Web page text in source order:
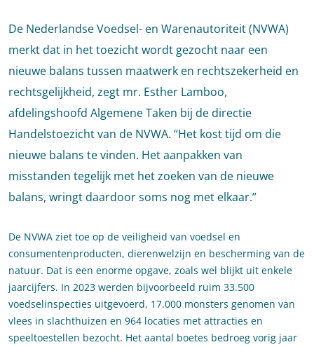
De Nederlandse Voedsel- en Warenautoriteit (NVWA)
merkt dat in het toezicht wordt gezocht naar een
nieuwe balans tussen maatwerk en rechtszekerheid en
rechtsgelijkheid, zegt mr. Esther Lamboo,
afdelingshoofd Algemene Taken bij de directie
Handelstoezicht van de NVWA. “Het kost tijd om die
nieuwe balans te vinden. Het aanpakken van
misstanden tegelijk met het zoeken van de nieuwe
balans, wringt daardoor soms nog met elkaar.”
De NVWA ziet toe op de veiligheid van voedsel en
consumentenproducten, dierenwelzijn en bescherming van de
natuur. Dat is een enorme opgave, zoals wel blijkt uit enkele
jaarcijfers. In 2023 werden bijvoorbeeld ruim 33.500
voedselinspecties uitgevoerd, 17.000 monsters genomen van
vlees in slachthuizen en 964 locaties met attracties en
speeltoestellen bezocht. Het aantal boetes bedroeg vorig jaar